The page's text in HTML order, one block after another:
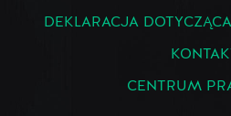
DEKLARACJA
CENTRUM